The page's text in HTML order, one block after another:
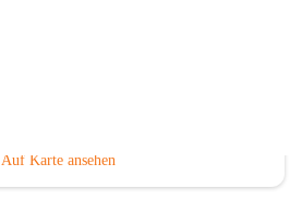
Auf Karte ansehen